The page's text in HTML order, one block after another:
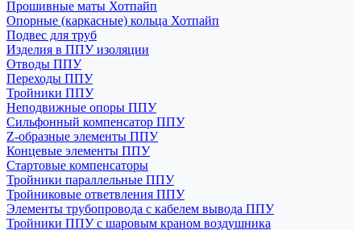
Прошивные маты Хотпайп
Опорные (каркасные) кольца Хотпайп
Подвес для труб
Изделия в ППУ изоляции
Отводы ППУ
Переходы ППУ
Тройники ППУ
Неподвижные опоры ППУ
Cильфонный компенсатор ППУ
Z-образные элементы ППУ
Концевые элементы ППУ
Стартовые компенсаторы
Тройники параллельные ППУ
Тройниковые ответвления ППУ
Элементы трубопровода с кабелем вывода ППУ
Тройники ППУ с шаровым краном воздушника